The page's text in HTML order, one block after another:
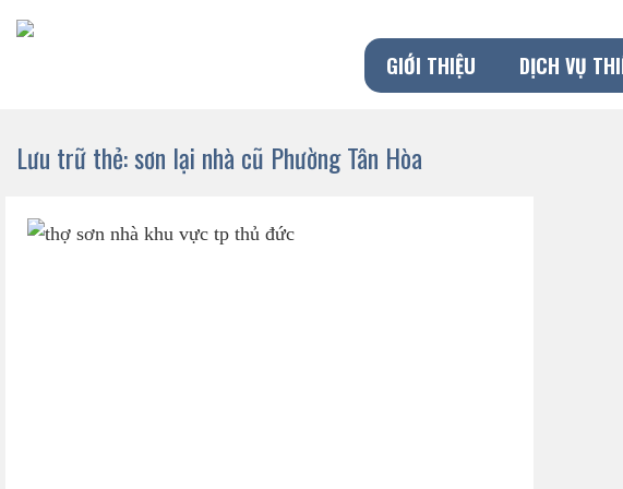
Chuyển
đến
GIỚI THIỆU DỊCH VỤ
Lưu trữ thẻ:sơn lại nhà cũ Phường Tân Hòa